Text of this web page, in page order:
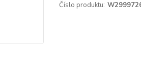
Číslo produktu: